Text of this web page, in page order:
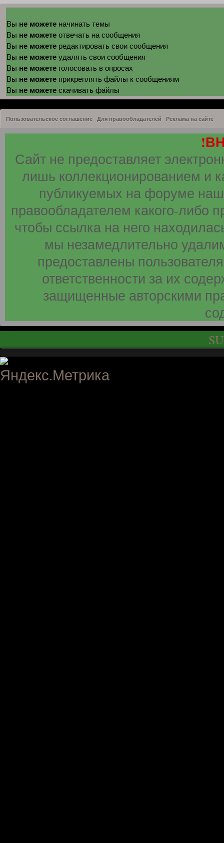
Вы не можете начинать темы
Вы не можете отвечать на сообщения
Вы не можете редактировать свои сообщения
Вы не можете удалять свои сообщения
Вы не можете голосовать в опросах
Вы не можете прикреплять файлы к сообщениям
Вы не можете скачивать файлы
Пользовательское соглашение Для правообладателей Реклама на сайте
Сайт не предоставляет
лишь коллекционированием и
публикуемых на форуме
правообладателем какого-либо
чтобы ссылка на него
мы незамедлительно
предоставлены
ответственности за их
защищенные авторскими